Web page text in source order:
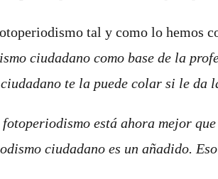
tal y como lo hemos
ciudadano como base de la
te la puede colar si le da
está ahora mejor
ciudadano es un añadido.